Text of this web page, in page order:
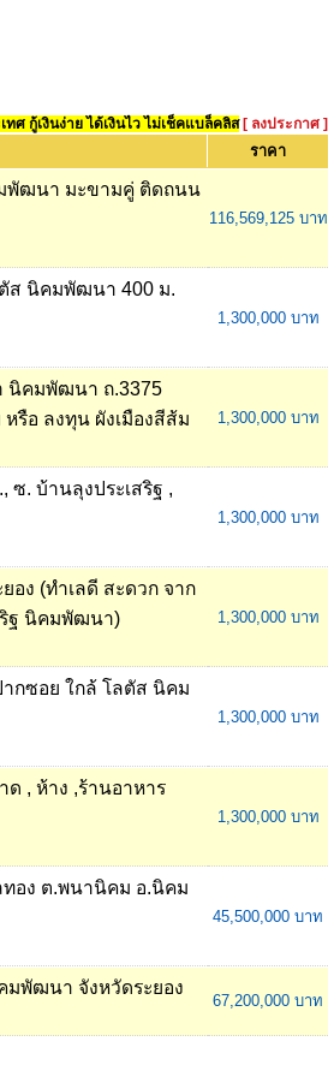
ศ กู้เงินง่าย ได้เงินไว ไม่เช็คแบล็คลิส [ ลงประกาศ ]
ราคา
มพัฒนา มะขามคู่ ติดถนน
116,569,125 บาท
ส นิคมพัฒนา 400 ม.
1,300,000 บาท
นิคมพัฒนา ถ.3375
รือ ลงทุน ผังเมืองสีส้ม
1,300,000 บาท
ซ. บ้านลุงประเสริฐ ,
1,300,000 บาท
ง (ทำเลดี สะดวก จาก
ริฐ นิคมพัฒนา)
1,300,000 บาท
กซอย ใกล้ โลตัส นิคม
1,300,000 บาท
, ห้าง ,ร้านอาหาร
1,300,000 บาท
ทอง ต.พนานิคม อ.นิคม
45,500,000 บาท
มพัฒนา จังหวัดระยอง
67,200,000 บาท